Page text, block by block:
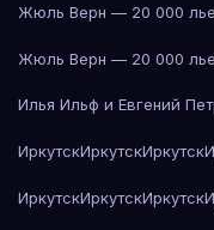
Жюль Верн — 20 000
Жюль Верн — 20 000
Илья Ильф и Евгений
ИркутскИркутскИркутск
ИркутскИркутскИркутск